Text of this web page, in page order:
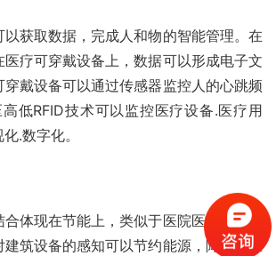
获取数据，完成人和物的智能管理。在
疗可穿戴设备上，数据可以形成电子文
戴设备可以通过传感器监控人的心跳频
低RFID技术可以监控医疗设备.医疗用
.数字化。
体现在节能上，类似于医院医疗设备的
筑设备的感知可以节约能源，降低运维